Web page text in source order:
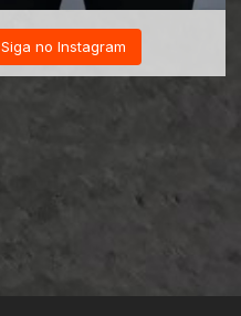
Siga no Instagram